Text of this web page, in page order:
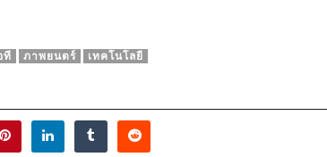
ที ภาพยนตร์ เทคโนโลยี